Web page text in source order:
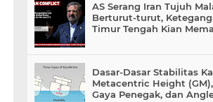
AS Serang Iran Tujuh
Berturut-turut,
Timur Tengah Kian
Dasar-Dasar Stabilitas
Metacentric Height (GM),
Gaya Penegak, dan